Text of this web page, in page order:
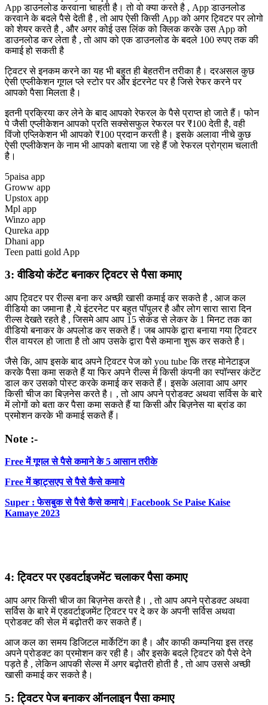
App डाउनलोड करवाना चाहती है। तो वो क्या करते है , App डाउनलोड
करवाने के बदले पैसे देती है , तो आप ऐसी किसी App को अगर ट्विटर पर लोगो
को शेयर करते है , और अगर कोई उस लिंक को क्लिक करके उस App को
डाउनलोड कर लेता है , तो आप को एक डाउनलोड के बदले 100 रुपए तक की
कमाई हो सकती है
ट्विटर से इनकम करने का यह भी बहुत ही बेहतरीन तरीका है। दरअसल कुछ
ऐसी एप्लीकेशन गूगल प्ले स्टोर पर और इंटरनेट पर है जिसे रेफर करने पर
आपको पैसा मिलता है।
इतनी प्रक्रिया कर लेने के बाद आपको रेफरल के पैसे प्राप्त हो जाते हैं। फोन
पे जैसी एप्लीकेशन आपको प्रति सक्सेसफुल रेफरल पर ₹100 देती है, वही
विंजो एप्लिकेशन भी आपको ₹100 प्रदान करती है। इसके अलावा नीचे कुछ
ऐसी एप्लीकेशन के नाम भी आपको बताया जा रहे हैं जो रेफरल प्रोग्राम चलाती
है।
5paisa app
Groww app
Upstox app
Mpl app
Winzo app
Qureka app
Dhani app
Teen patti gold App
3: वीडियो कंटेंट बनाकर ट्विटर से पैसा कमाए
आप ट्विटर पर रील्स बना कर अच्छी खासी कमाई कर सकते है , आज कल
वीडियो का जमाना है ,ये इंटरनेट पर बहुत पॉपुलर है और लोग सारा सारा दिन
रील्स देखते रहते है , जिसमे आप आप 15 सेकंड से लेकर के 1 मिनट तक का
वीडियो बनाकर के अपलोड कर सकते हैं। जब आपके द्वारा बनाया गया ट्विटर
रील वायरल हो जाता है तो आप उसके द्वारा पैसे कमाना शुरू कर सकते है।
जैसे कि, आप इसके बाद अपने ट्विटर पेज को you tube कि तरह मोनेटाइज
करके पैसा कमा सकते हैं या फिर अपने रील्स में किसी कंपनी का स्पॉन्सर कंटेंट
डाल कर उसको पोस्ट करके कमाई कर सकते हैं। इसके अलावा आप अगर
किसी चीज का बिज़नेस करते है। , तो आप अपने प्रोडक्ट अथवा सर्विस के बारे
में लोगों को बता कर पैसा कमा सकते हैं या किसी और बिज़नेस या ब्रांड का
प्रमोशन करके भी कमाई सकते हैं।
Note :-
Free में गूगल से पैसे कमाने के 5 आसान तरीके
Free में व्हाट्सएप से पैसे कैसे कमाये
Super : फेसबुक से पैसे कैसे कमाये | Facebook Se Paise Kaise
Kamaye 2023
4: ट्विटर पर एडवर्टाइजमेंट चलाकर पैसा कमाए
आप अगर किसी चीज का बिज़नेस करते है। , तो आप अपने प्रोडक्ट अथवा
सर्विस के बारे में एडवर्टाइजमेंट ट्विटर पर दे कर के अपनी सर्विस अथवा
प्रोडक्ट की सेल में बढ़ोतरी कर सकते हैं।
आज कल का समय डिजिटल मार्केटिंग का है। और काफी कम्पनिया इस तरह
अपने प्रोडक्ट का प्रमोशन कर रही है। और इसके बदले ट्विटर को पैसे देने
पड़ते है , लेकिन आपकी सेल्स में अगर बढ़ोतरी होती है , तो आप उससे अच्छी
खासी कमाई कर सकते है।
5: ट्विटर पेज बनाकर ऑनलाइन पैसा कमाए